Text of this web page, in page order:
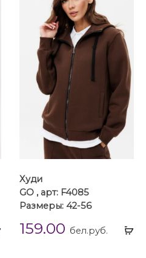
Выбрать
Худи
GO , арт: F4085
Размеры: 42-56
159.00 бел.руб.